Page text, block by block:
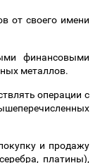
от своего имени
финансовыми
металлов.
операции с
и продажу
платины),